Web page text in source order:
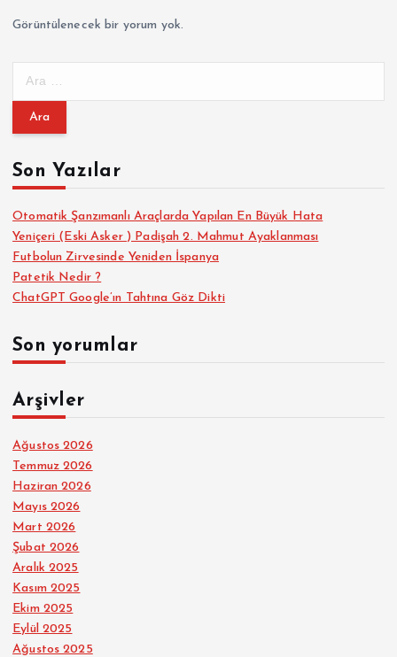
Görüntülenecek bir yorum yok.
m
:Son Yazılar
Otomatik Şanzımanlı Araçlarda Yapılan En Büyük Hata
Yeniçeri (Eski Asker ) Padişah 2. Mahmut Ayaklanması
Futbolun Zirvesinde Yeniden İspanya
Patetik Nedir ?
ChatGPT Google’ın Tahtına Göz Dikti
Son yorumlar
Arşivler
Ağustos 2026
Temmuz 2026
Haziran 2026
Mayıs 2026
Mart 2026
Şubat 2026
Aralık 2025
Kasım 2025
Ekim 2025
Eylül 2025
Ağustos 2025